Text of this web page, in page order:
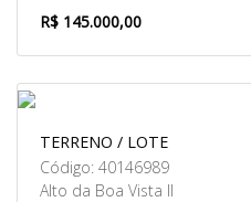
R$ 145.000,00
TERRENO / LOTE
Código: 40146989
Alto da Boa Vista II